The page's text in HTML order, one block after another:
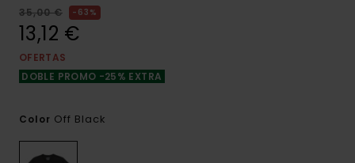
35,00 €
63%
13,12 €
OFERTAS
DOBLE PROMO -25% EXTRA
Color Off Black